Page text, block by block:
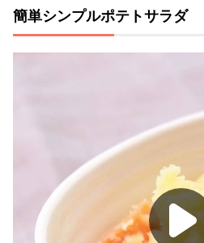
簡単シンプルポテトサラダ